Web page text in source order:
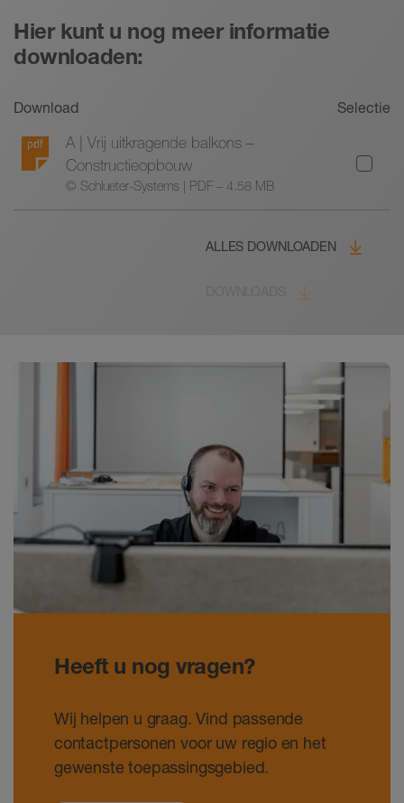
Hier kunt u nog meer informatie
downloaden:
Download
Selectie
A | Vrij uitkragende balkons –
Constructieopbouw
© Schlueter-Systems | PDF – 4.58 MB
ALLES DOWNLOADEN
Heeft u nog vragen?
Wij helpen u graag. Vind passende
contactpersonen voor uw regio en het
gewenste toepassingsgebied.